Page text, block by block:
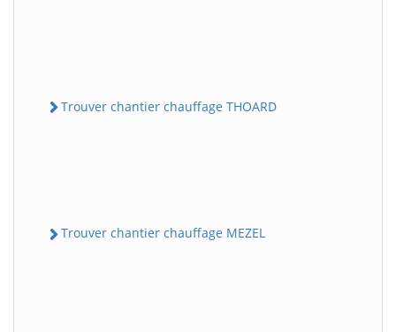
Trouver chantier chauffage THOARD
Trouver chantier chauffage MEZEL